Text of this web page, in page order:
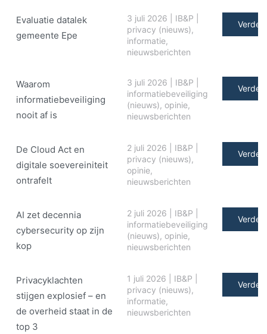
Evaluatie datalek
gemeente Epe
3 juli 2026 IB&P
privacy (nieuws),
informatie,
nieuwsberichten
Verder
Waarom
informatiebeveiliging
nooit af is
3 juli 2026 IB&P
informatiebeveiliging
(nieuws), opinie,
nieuwsberichten
Verder
De Cloud Act en
digitale soe­ve­rei­ni­teit
ontrafelt
2 juli 2026 IB&P
privacy (nieuws),
opinie,
nieuwsberichten
Verder
AI zet decennia
cybersecurity op zijn
kop
2 juli 2026 IB&P
informatiebeveiliging
(nieuws), opinie,
nieuwsberichten
Verder
Privacyklachten
stijgen explosief – en
de overheid staat in de
top 3
1 juli 2026 IB&P
privacy (nieuws),
informatie,
nieuwsberichten
Verder